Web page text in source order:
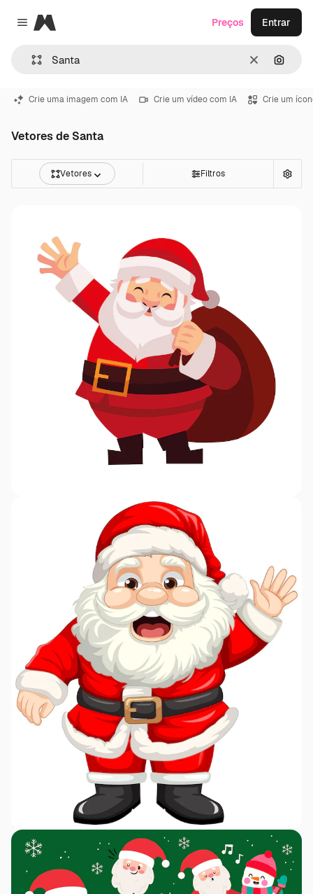
Close menu
Magnific
Limpar
Preços Entrar
Crie uma imagem com IA Crie um vídeo com IA Crie um
Vetores de Santa
Vetores Filtros